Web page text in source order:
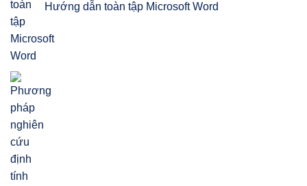
Hướng dẫn toàn tập Microsoft Word